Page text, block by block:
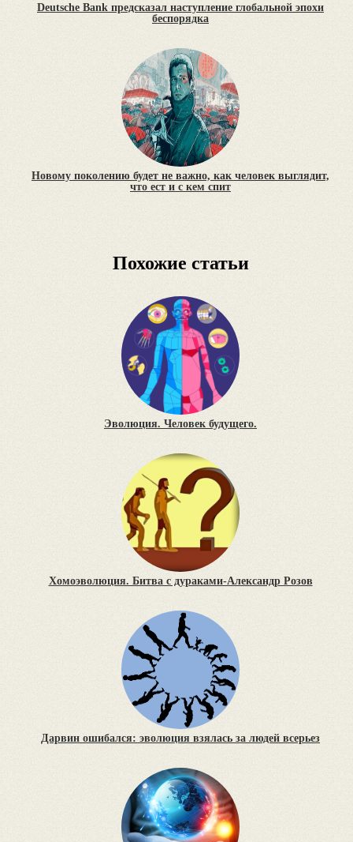
Deutsche Bank предсказал наступление глобальной эпохи
беспорядка
Новому поколению будет не важно, как человек выглядит,
что ест и с кем спит
Похожие статьи
Эволюция. Человек будущего.
Хомоэволюция. Битва с дураками-Александр Розов
Дарвин ошибался: эволюция взялась за людей всерьез